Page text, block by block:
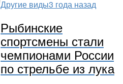
Другие виды3 года назад
Рыбинские
спортсмены стали
чемпионами России
по стрельбе из лука